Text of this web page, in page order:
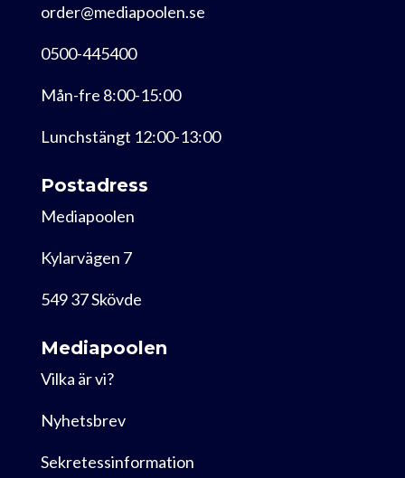
order@mediapoolen.se
0500-445400
Mån-fre 8:00-15:00
Lunchstängt 12:00-13:00
Postadress
Mediapoolen
Kylarvägen 7
549 37 Skövde
Mediapoolen
Vilka är vi?
Nyhetsbrev
Sekretessinformation